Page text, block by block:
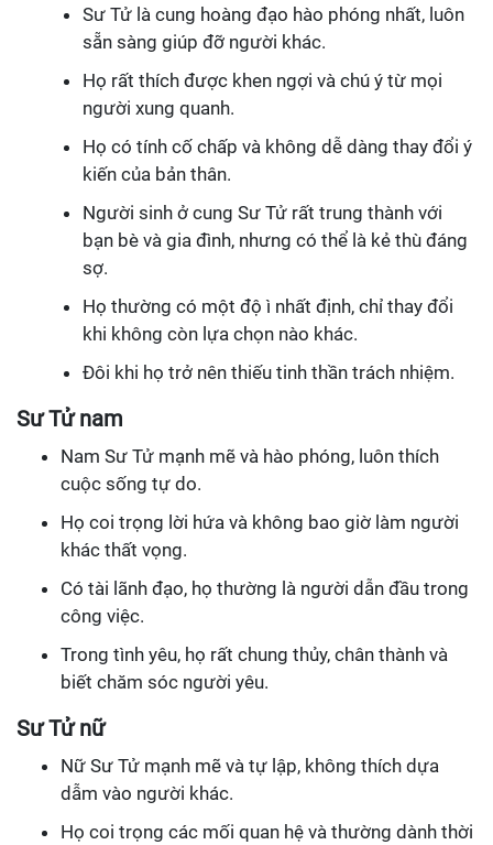
Sư Tử là cung hoàng đạo hào phóng nhất, luôn
sẵn sàng giúp đỡ người khác.
Họ rất thích được khen ngợi và chú ý từ mọi
người xung quanh.
Họ có tính cố chấp và không dễ dàng thay đổi ý
kiến của bản thân.
Người sinh ở cung Sư Tử rất trung thành với
bạn bè và gia đình, nhưng có thể là kẻ thù đáng
sợ.
Họ thường có một độ ì nhất định, chỉ thay đổi
khi không còn lựa chọn nào khác.
Đôi khi họ trở nên thiếu tinh thần trách nhiệm.
Sư Tử nam
Nam Sư Tử mạnh mẽ và hào phóng, luôn thích
cuộc sống tự do.
Họ coi trọng lời hứa và không bao giờ làm người
khác thất vọng.
Có tài lãnh đạo, họ thường là người dẫn đầu trong
công việc.
Trong tình yêu, họ rất chung thủy, chân thành và
biết chăm sóc người yêu.
Sư Tử nữ
Nữ Sư Tử mạnh mẽ và tự lập, không thích dựa
dẫm vào người khác.
Họ coi trọng các mối quan hệ và thường dành thời